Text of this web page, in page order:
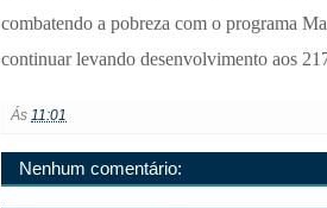
combatendo a pobreza com o programa
continuar levando desenvolvimento aos
Ás 11:01
Nenhum comentário: